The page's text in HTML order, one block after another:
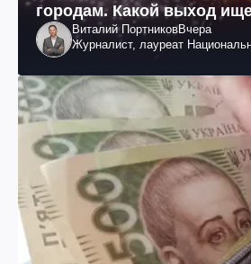
городам. Какой выход
Виталий ПортниковВчера
Журналист, лауреат